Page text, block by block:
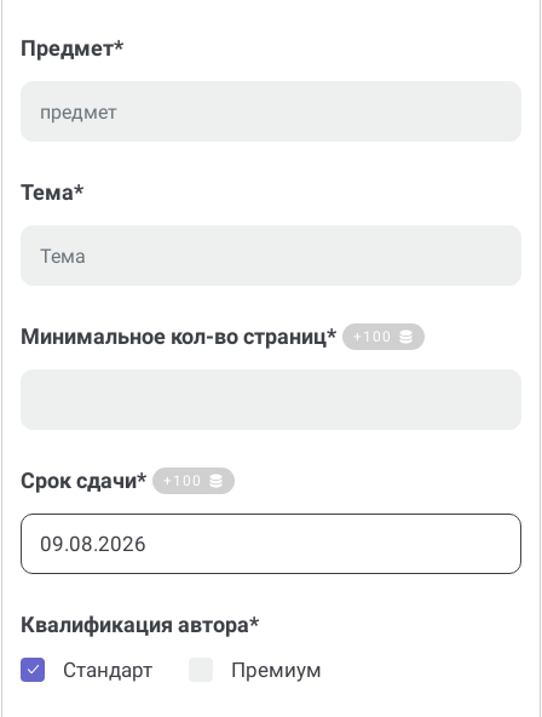
Предмет*
Тема*
Минимальное кол-во страниц* +100
Срок сдачи* +100
Квалификация автора*
Стандарт Премиум